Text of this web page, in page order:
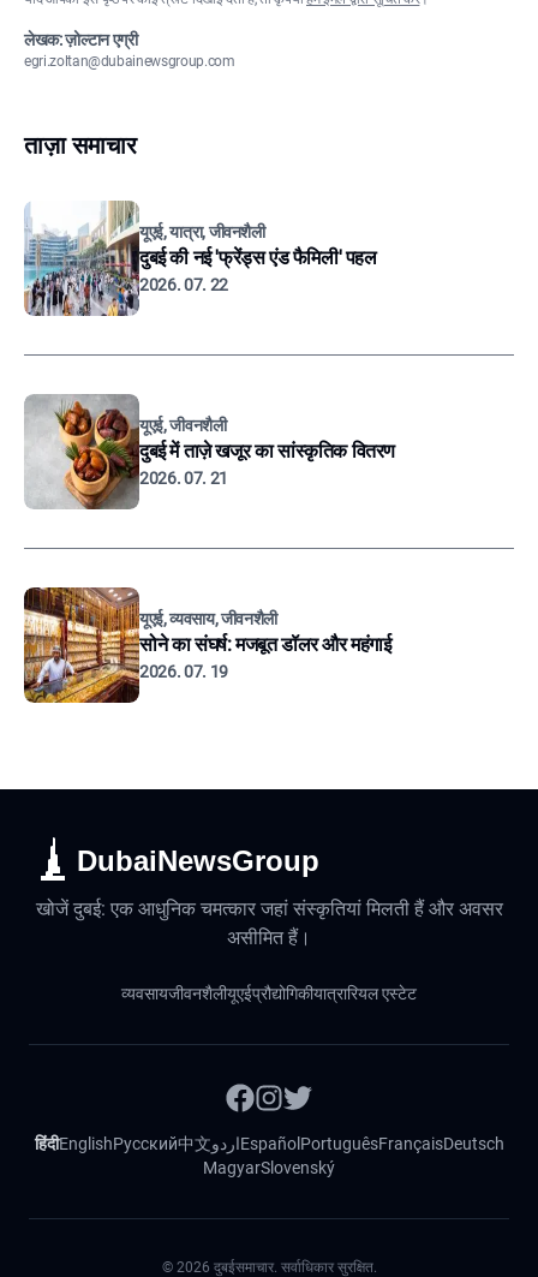
लेखक: ज़ोल्टान एग्री
egri.zoltan@dubainewsgroup.com
ताज़ा समाचार
यूएई, यात्रा, जीवनशैली
दुबई की नई 'फ्रेंड्स एंड फैमिली' पहल
2026. 07. 22
यूएई, जीवनशैली
दुबई में ताज़े खजूर का सांस्कृतिक वितरण
2026. 07. 21
यूएई, व्यवसाय, जीवनशैली
सोने का संघर्ष: मजबूत डॉलर और महंगाई
2026. 07. 19
DubaiNewsGroup
खोजें दुबई: एक आधुनिक चमत्कार जहां संस्कृतियां मिलती हैं और अवसर
असीमित हैं।
व्यवसायजीवनशैलीयूएईप्रौद्योगिकीयात्रारियल एस्टेट
हिंदीEnglishРусский中文اردوEspañol PortuguêsFrançaisDeutsch
MagyarSlovenský
© 2026 दुबईसमाचार. सर्वाधिकार सुरक्षित.